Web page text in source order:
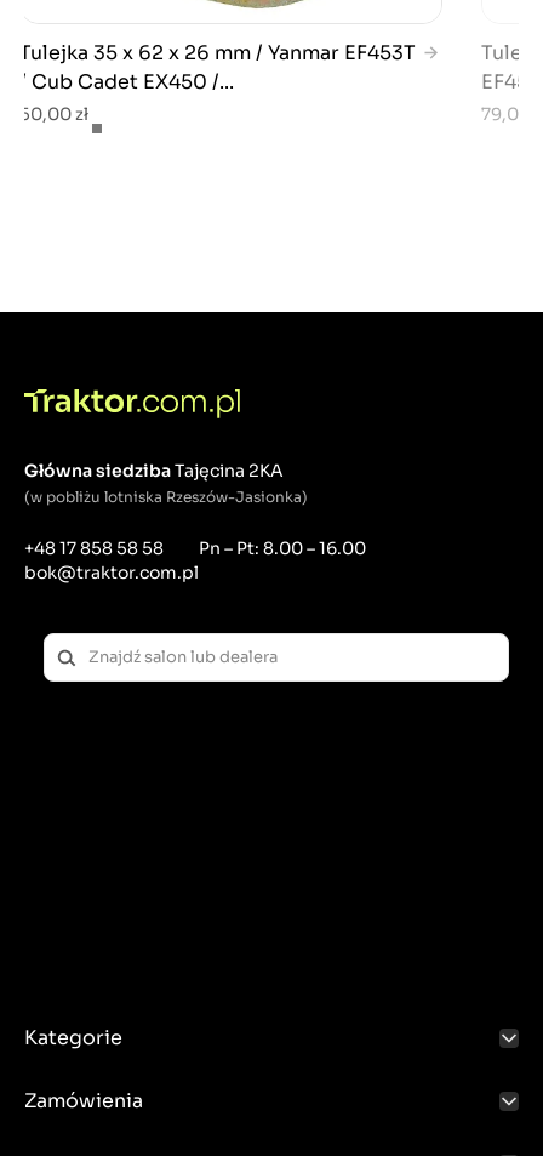
Tulejka 35 x 62 x 26 mm / Yanmar EF453T
/ Cub Cadet EX450 /...
50,00 zł 79,00
Główna siedzibaTajęcina 2KA
(w pobliżu lotniska Rzeszów-Jasionka)
+48 17 858 58 58
bok@traktor.com.pl
Pn – Pt: 8.00 – 16.00
Kategorie
Zamówienia